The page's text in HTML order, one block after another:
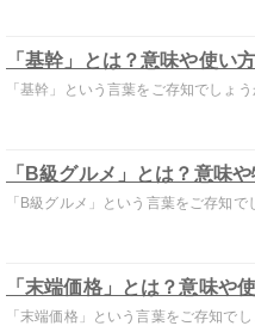
「基幹」とは？意味や使い
「基幹」という言葉をご存知でしょ
「B級グルメ」とは？意味
「B級グルメ」という言葉をご存知
「末端価格」とは？意味や
「末端価格」という言葉をご存知で